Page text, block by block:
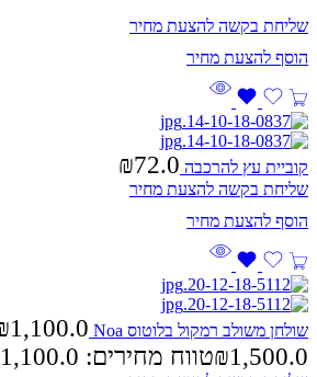
שליחת בקשה להצעת מחיר
קוביית עץ להרכבה ₪72.0
שליחת בקשה להצעת מחיר
שולחן משולב רמקול בלוטוס Noa 1,100.0
₪1,500.0 טווח מחירים: ⁦₪1,100.0⁩ עד ⁦₪1,500.0⁩